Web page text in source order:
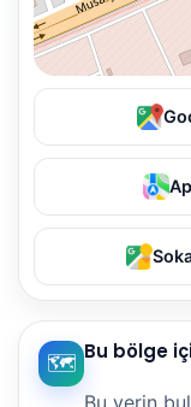
🗺️ Bu bölge
Bu yerin